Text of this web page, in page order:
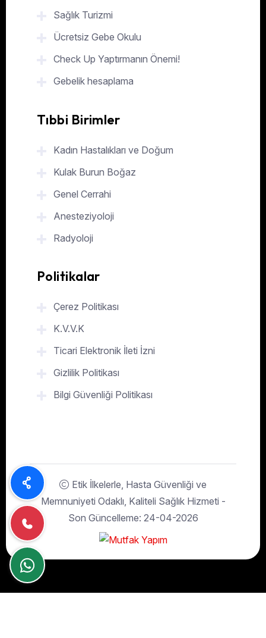
Sağlık Turizmi
Ücretsiz Gebe Okulu
Check Up Yaptırmanın Önemi!
Gebelik hesaplama
Tıbbi Birimler
Kadın Hastalıkları ve Doğum
Kulak Burun Boğaz
Genel Cerrahi
Anesteziyoloji
Radyoloji
Politikalar
Çerez Politikası
K.V.V.K
Ticari Elektronik İleti İzni
Gizlilik Politikası
Bilgi Güvenliği Politikası
Etik İlkelerle, Hasta Güvenliği ve
Memnuniyeti Odaklı, Kaliteli Sağlık Hizmeti -
Son Güncelleme: 24-04-2026